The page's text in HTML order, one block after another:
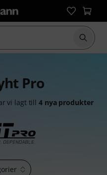
Börja
Pro
vi lagt till4 nya produkter